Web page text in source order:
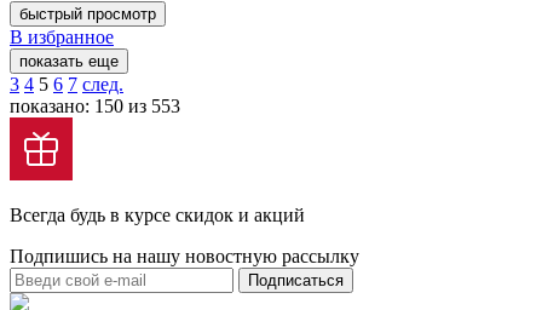
быстрый просмотр
В избранное
показать еще
3 4 5 6 7 след.
показано: 150 из 553
Всегда будь в курсе скидок и акций
Подпишись на нашу новостную рассылку
Подписаться